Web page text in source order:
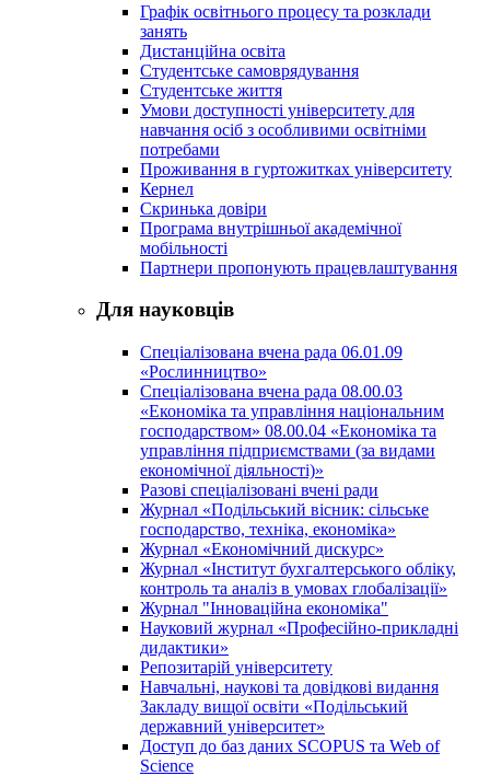
Графік освітнього процесу та розклади
занять
Дистанційна освіта
Студентське самоврядування
Студентське життя
Умови доступності університету для
навчання осіб з особливими освітніми
потребами
Проживання в гуртожитках університету
Кернел
Скринька довіри
Програма внутрішньої академічної
мобільності
Партнери пропонують працевлаштування
Для науковців
Спеціалізована вчена рада 06.01.09
«Рослинництво»
Спеціалізована вчена рада 08.00.03
«Економіка та управління національним
господарством» 08.00.04 «Економіка та
управління підприємствами (за видами
економічної діяльності)»
Разові спеціалізовані вчені ради
Журнал «Подільський вісник: сільське
господарство, техніка, економіка»
Журнал «Економічний дискурс»
Журнал «Інститут бухгалтерського обліку,
контроль та аналіз в умовах глобалізації»
Журнал "Інноваційна економіка"
Науковий журнал «Професійно-прикладні
дидактики»
Репозитарій університету
Навчальні, наукові та довідкові видання
Закладу вищої освіти «Подільський
державний університет»
Доступ до баз даних SCOPUS та Web of
Science